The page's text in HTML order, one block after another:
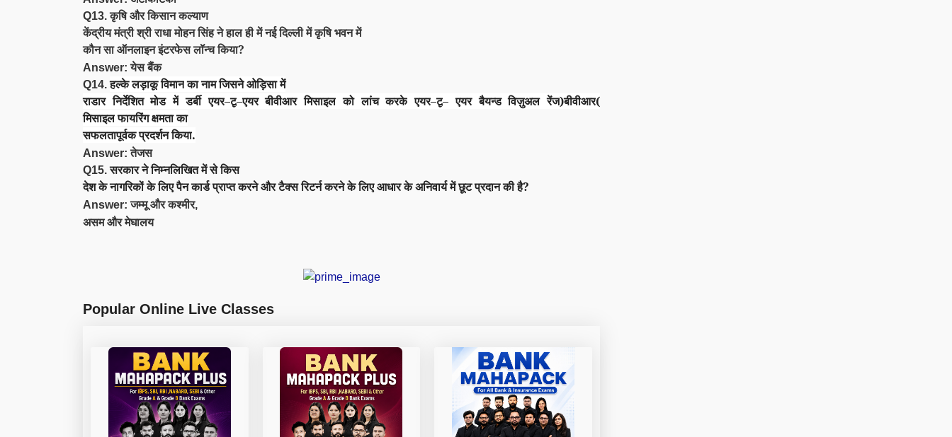
Q13.कृषि और किसान कल्याण
केंद्रीय मंत्री श्री राधा मोहन सिंह ने हाल ही में नई दिल्ली में कृषि भवन में
कौन सा ऑनलाइन इंटरफेस लॉन्च किया?
Answer:येस बैंक
Q14.हल्के लड़ाकू विमानका नाम जिसने ओड़िसा में
राडार निर्देशित मोड में डर्बी एयर–टू–एयर बीवीआर मिसाइल को लांच करके एयर–टू– एयर बैयन्ड विज़ुअल रेंज(बीवीआर)
मिसाइलफायरिंग क्षमता का
सफलतापूर्वक प्रदर्शन किया.
Answer:तेजस
Q15.सरकार नेनिम्नलिखित में से किस
देश के नागरिकों के लिए पैन कार्ड प्राप्त करने और टैक्स रिटर्न करने के लिएआधारके अनिवार्य में छूट प्रदान की है?
Answer:जम्मू और कश्मीर,
असम और मेघालय
Popular Online Live Classes